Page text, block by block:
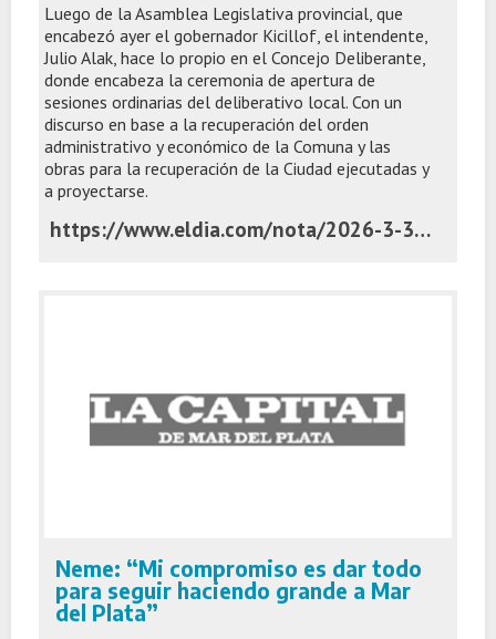
Luego de la Asamblea Legislativa provincial, que
encabezó ayer el gobernador Kicillof, el intendente,
Julio Alak, hace lo propio en el Concejo Deliberante,
donde encabeza la ceremonia de apertura de
sesiones ordinarias del deliberativo local. Con un
discurso en base a la recuperación del orden
administrativo y económico de la Comuna y las
obras para la recuperación de la Ciudad ejecutadas y
a proyectarse.
https://www.eldia.com/nota/2026-3-3-1-34-8-con-ejes-en-el-orden-y-las-obras-alak-abre-las-sesiones-del-concejo-politica-y-economia
Neme: “Mi compromiso es dar todo
para seguir haciendo grande a Mar
del Plata”